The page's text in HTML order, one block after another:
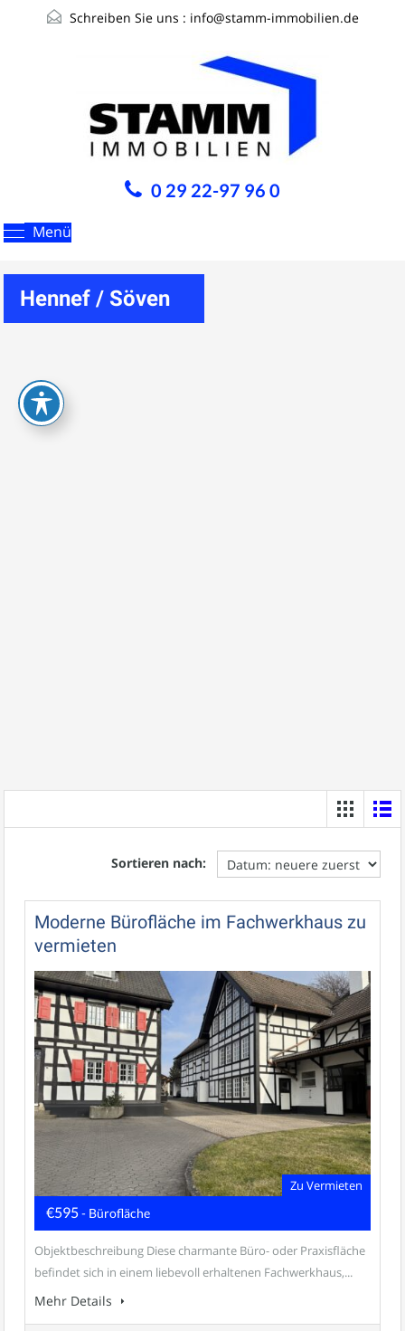
Schreiben Sie uns : info@stamm-immobilien.de
0 29 22-97 96 0
Menü
Hennef / Söven
Sortieren nach:
Moderne Bürofläche im Fachwerkhaus zu
vermieten
Zu Vermieten
€595- Bürofläche
Objektbeschreibung Diese charmante Büro- oder Praxisfläche
befindet sich in einem liebevoll erhaltenen Fachwerkhaus,...
Mehr Details